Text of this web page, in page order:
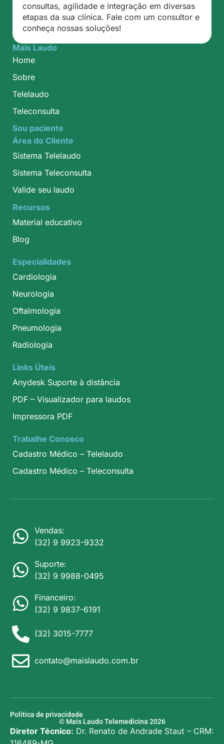
consultas, agilidade e integração em diversas
etapas da sua clínica. Fale com um consultor e
conheça nossas soluções!
Mais Laudo
Home
Sobre
Telelaudo
Teleconsulta
Sou paciente
Área do Cliente
Sistema Telelaudo
Sistema Teleconsulta
Valide seu laudo
Recursos
Material educativo
Blog
Especialidades
Cardiologia
Neurologia
Oftalmologia
Pneumologia
Radiologia
Links Úteis
Anydesk Suporte à distância
PDF – Visualizador para laudos
Impressora PDF
Trabalhe Conosco
Cadastro Médico – Telelaudo
Cadastro Médico – Teleconsulta
Vendas:
(32) 9 9923-9332
Suporte:
(32) 9 9988-0495
Financeiro:
(32) 9 9837-6191
(32) 3015-7777
contato@maislaudo.com.br
Diretor Técnico: Dr. Renato de Andrade Staut – CRM:
Política de privacidade
© Mais Laudo Telemedicina 2026